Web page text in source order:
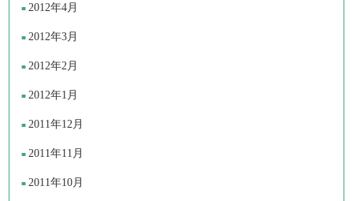
2012年4月
2012年3月
2012年2月
2012年1月
2011年12月
2011年11月
2011年10月